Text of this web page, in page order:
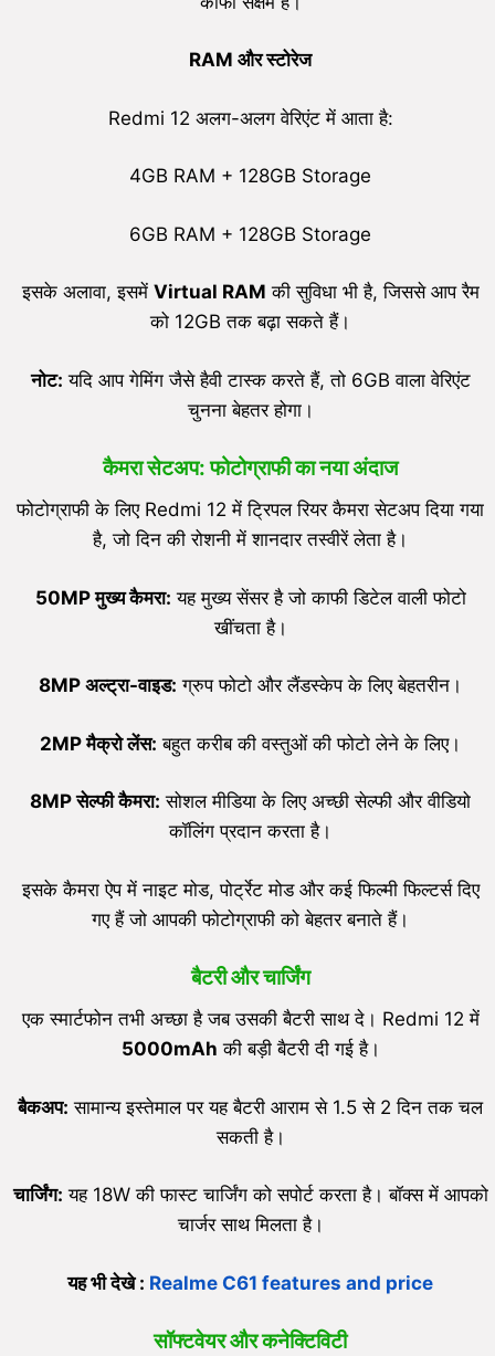
RAM और स्टोरेज
Redmi 12 अलग-अलग वेरिएंट में आता है:
4GB RAM + 128GB Storage
6GB RAM + 128GB Storage
इसके अलावा, इसमें Virtual RAM की सुविधा भी है, जिससे आप रैम
को 12GB तक बढ़ा सकते हैं।
नोट: यदि आप गेमिंग जैसे हैवी टास्क करते हैं, तो 6GB वाला वेरिएंट
चुनना बेहतर होगा।
कैमरा सेटअप: फोटोग्राफी का नया अंदाज
फोटोग्राफी के लिए Redmi 12 में ट्रिपल रियर कैमरा सेटअप दिया गया
है, जो दिन की रोशनी में शानदार तस्वीरें लेता है।
50MPमुख्य कैमरा: यह मुख्य सेंसर है जो काफी डिटेल वाली फोटो
खींचता है।
8MP अल्ट्रा-वाइड: ग्रुप फोटो और लैंडस्केप के लिए बेहतरीन।
2MPमैक्रो लेंस: बहुत करीब की वस्तुओं की फोटो लेने के लिए।
8MPसेल्फी कैमरा: सोशल मीडिया के लिए अच्छी सेल्फी और वीडियो
कॉलिंग प्रदान करता है।
इसके कैमरा ऐप में नाइट मोड, पोर्ट्रेट मोड और कई फिल्मी फिल्टर्स दिए
गए हैं जो आपकी फोटोग्राफी को बेहतर बनाते हैं।
बैटरी और चार्जिंग
एक स्मार्टफोन तभी अच्छा है जब उसकी बैटरी साथ दे। Redmi 12 में
5000mAh की बड़ी बैटरी दी गई है।
बैकअप: सामान्य इस्तेमाल पर यह बैटरी आराम से 1.5 से 2 दिन तक चल
सकती है।
चार्जिंग: यह 18W की फास्ट चार्जिंग को सपोर्ट करता है। बॉक्स में आपको
चार्जर साथ मिलता है।
यह भी देखे : Realme C61 features and price
सॉफ्टवेयर और कनेक्टिविटी